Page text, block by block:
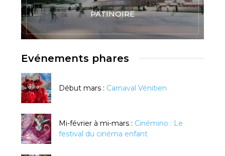
PATINOIRE
Evénements phares
Début mars : Carnaval Vénitien
Mi-février à mi-mars : Cinémino : Le
festival du cinéma enfant